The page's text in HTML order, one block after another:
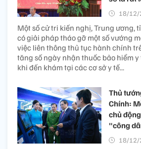
18/12/
Một số cử tri kiến nghị, Trung ương,
có giải pháp tháo gỡ một số vướng
việc liên thông thủ tục hành chính
tăng số ngày nhận thuốc bảo hiểm
khi đến khám tại các cơ sở y tế...
Thủ
Chính:
chủ
"công
18/12/